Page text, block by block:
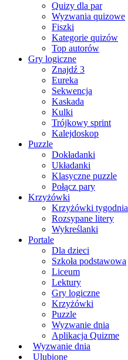
Quizy dla par
Wyzwania quizowe
Fiszki
Kategorie quizów
Top autorów
Gry logiczne
Znajdź 3
Eureka
Sekwencja
Kaskada
Kulki
Trójkowy sprint
Kalejdoskop
Puzzle
Dokładanki
Układanki
Klasyczne puzzle
Połącz pary
Krzyżówki
Krzyżówki tygodnia
Rozsypane litery
Wykreślanki
Portale
Dla dzieci
Szkoła podstawowa
Liceum
Lektury
Gry logiczne
Krzyżówki
Puzzle
Wyzwanie dnia
Aplikacja Quizme
Wyzwanie dnia
Ulubione